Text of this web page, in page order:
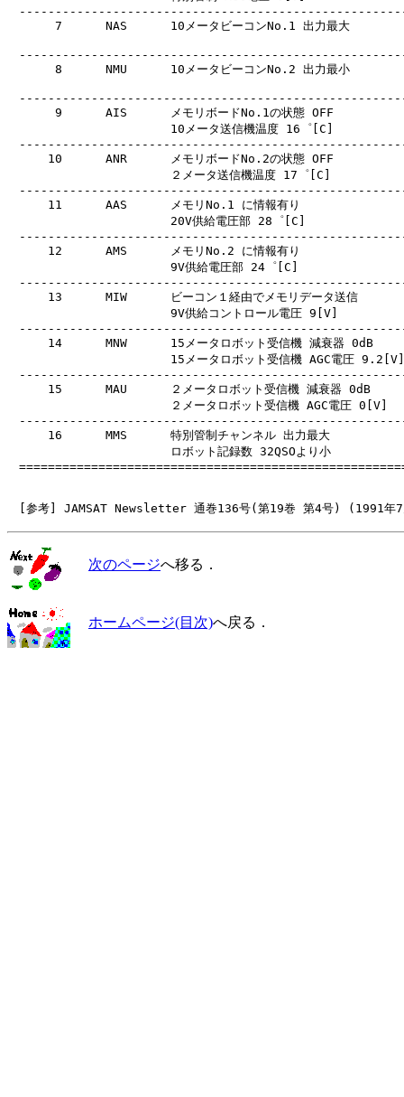
7      NAS      10メータビーコンNo.1 出力最大
8      NMU      10メータビーコンNo.2 出力最小
9      AIS      メモリボードNo.1の状態 OFF
10メータ送信機温度 16゜[C]
10      ANR      メモリボードNo.2の状態 OFF
２メータ送信機温度 17゜[C]
11      AAS      メモリNo.1 に情報有り
20V供給電圧部 28゜[C]
12      AMS      メモリNo.2 に情報有り
9V供給電圧部 24゜[C]
13      MIW      ビーコン１経由でメモリデータ送信
9V供給コントロール電圧 9[V]
14      MNW      15メータロボット受信機 減衰器 0dB
15メータロボット受信機 AGC電圧 9.2[V]
15      MAU      ２メータロボット受信機 減衰器 0dB
２メータロボット受信機 AGC電圧 0[V]
16      MMS      特別管制チャンネル 出力最大
ロボット記録数 32QSOより小
次のページへ移る．
ホームページ(目次)へ戻る．